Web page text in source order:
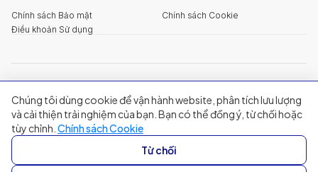
Chính sách Bảo mật
Chính sách Cookie
Điều khoản Sử dụng
+84 888 18 1313
Trụ sở chính: Tầng 03, 65-67 Đường B4, Khu đô thị Sala, Phường An
Khánh, TP Hồ Chí Minh
Singapore:20A Tanjong Pagar Road, Singapore
© 2024 Filum Inc. All rights reserved.
Chúng tôi dùng cookie để vận hành website, phân tích lưu lượng
và cải thiện trải nghiệm của bạn. Bạn có thể đồng ý, từ chối hoặc
tùy chỉnh. Chính sách Cookie
Từ chối